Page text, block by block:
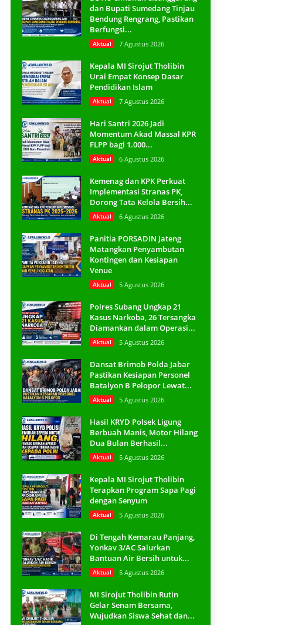
dan Bupati Sumedang Tinjau
Bendung Rengrang, Pastikan
Berfungsi...
Aktual 7 Agustus 2026
Kepala MI Sirojut Tholibin
Urai Empat Konsep Dasar
Pendidikan Islam
Aktual 7 Agustus 2026
Hari Santri 2026 Jadi
Momentum Akad Massal KPR
FLPP bagi 1.000...
Aktual 6 Agustus 2026
Kemenag dan KPK Perkuat
Implementasi Stranas PK,
Dorong Tata Kelola Bersih...
Aktual 6 Agustus 2026
Panitia PORSADIN Jateng
Matangkan Penyambutan
Kontingen dan Kesiapan
Venue
Aktual 5 Agustus 2026
Polres Subang Ungkap 21
Kasus Narkoba, 26 Tersangka
Diamankan dalam Operasi...
Aktual 5 Agustus 2026
Dansat Brimob Polda Jabar
Pastikan Kesiapan Personel
Batalyon B Pelopor Lewat...
Aktual 5 Agustus 2026
Hasil KRYD Polsek Ligung
Berbuah Manis, Motor Hilang
Dua Bulan Berhasil...
Aktual 5 Agustus 2026
Kepala MI Sirojut Tholibin
Terapkan Program Sapa Pagi
dengan Senyum
Aktual 5 Agustus 2026
Di Tengah Kemarau Panjang,
Yonkav 3/AC Salurkan
Bantuan Air Bersih untuk...
Aktual 5 Agustus 2026
MI Sirojut Tholibin Rutin
Gelar Senam Bersama,
Wujudkan Siswa Sehat dan...